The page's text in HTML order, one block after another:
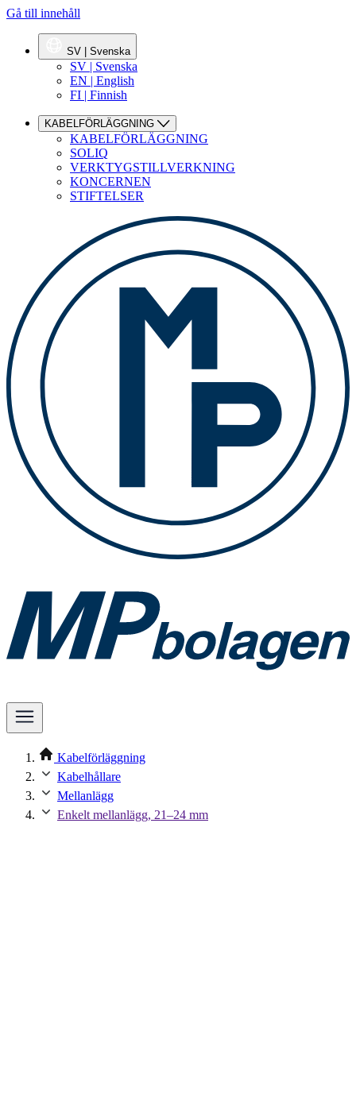
Gå till innehåll
SV | Svenska
SV | Svenska
EN | English
FI | Finnish
KABELFÖRLÄGGNING
KABELFÖRLÄGGNING
SOLIQ
VERKTYGSTILLVERKNING
KONCERNEN
STIFTELSER
Kabelförläggning
Kabelhållare
Mellanlägg
Enkelt mellanlägg, 21–24 mm